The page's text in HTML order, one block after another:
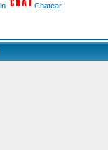
Chatear